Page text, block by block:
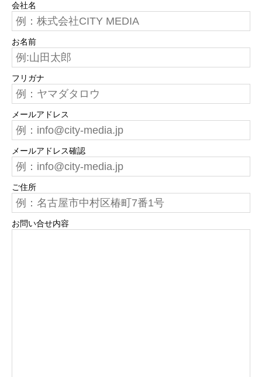
会社名
お名前
フリガナ
メールアドレス
メールアドレス確認
ご住所
お問い合せ内容